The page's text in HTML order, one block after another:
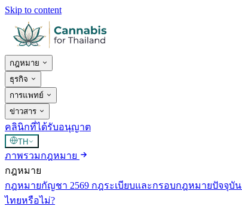
Skip to content
กฎหมาย
ธุรกิจ
การแพทย์
ข่าวสาร
คลินิกที่ได้รับอนุญาต
TH
ภาพรวมกฎหมาย
กฎหมาย
กฎหมายกัญชา 2569 กฎระเบียบและกรอบกฎหมายปัจจุบัน
ไทยหรือไม่?